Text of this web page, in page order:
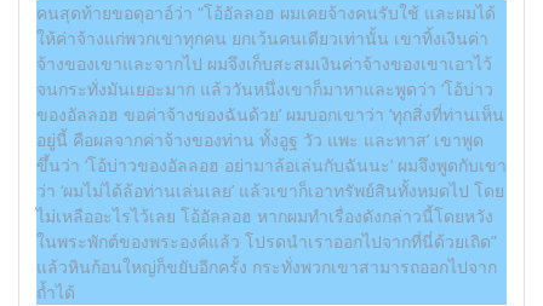
คนสุดท้ายขอดุอาอ์ว่า “โอ้อัลลอฮ ผมเคยจ้างคนรับใช้ และผมได้
ให้ค่าจ้างแก่พวกเขาทุกคน ยกเว้นคนเดียวเท่านั้น เขาทิ้งเงินค่า
จ้างของเขาและจากไป ผมจึงเก็บสะสมเงินค่าจ้างของเขาเอาไว้
จนกระทั่งมันเยอะมาก แล้ววันหนึ่งเขาก็มาหาและพูดว่า ‘โอ้บ่าว
ของอัลลอฮ ขอค่าจ้างของฉันด้วย’ ผมบอกเขาว่า ‘ทุกสิ่งที่ท่านเห็น
อยู่นี้ คือผลจากค่าจ้างของท่าน ทั้งอูฐ วัว แพะ และทาส’ เขาพูด
ขึ้นว่า ‘โอ้บ่าวของอัลลอฮ อย่ามาล้อเล่นกับฉันนะ’ ผมจึงพูดกับเขา
ว่า ‘ผมไม่ได้ล้อท่านเล่นเลย’ แล้วเขาก็เอาทรัพย์สินทั้งหมดไป โดย
ไม่เหลืออะไรไว้เลย โอ้อัลลอฮ หากผมทำเรื่องดังกล่าวนี้โดยหวัง
ในพระพักต์ของพระองค์แล้ว โปรดนำเราออกไปจากที่นี่ด้วยเถิด”
แล้วหินก้อนใหญ่ก็ขยับอีกครั้ง กระทั่งพวกเขาสามารถออกไปจาก
ถ้ำได้